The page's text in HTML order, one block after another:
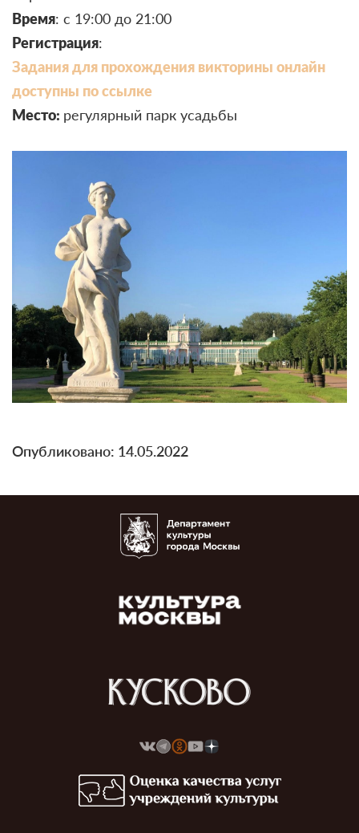
Время: с 19:00 до 21:00
Регистрация:
Задания для прохождения викторины онлайн
доступны по ссылке
Место: регулярный парк усадьбы
Опубликовано: 14.05.2022